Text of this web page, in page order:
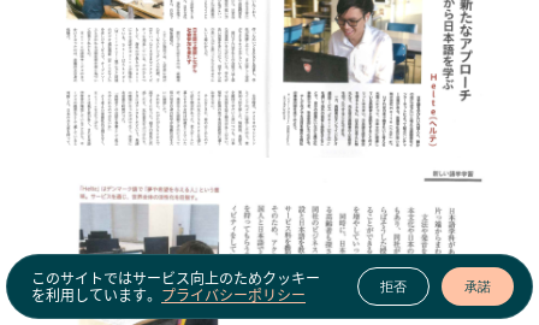
このサイトではサービス向上のためクッキー
を利用しています。 プライバシーポリシー 拒否 承諾